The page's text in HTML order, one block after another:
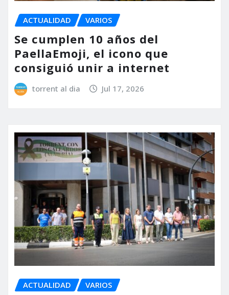
ACTUALIDAD VARIOS
Se cumplen 10 años del
PaellaEmoji, el icono que
consiguió unir a internet
torrent al dia Jul 17, 2026
ACTUALIDAD VARIOS